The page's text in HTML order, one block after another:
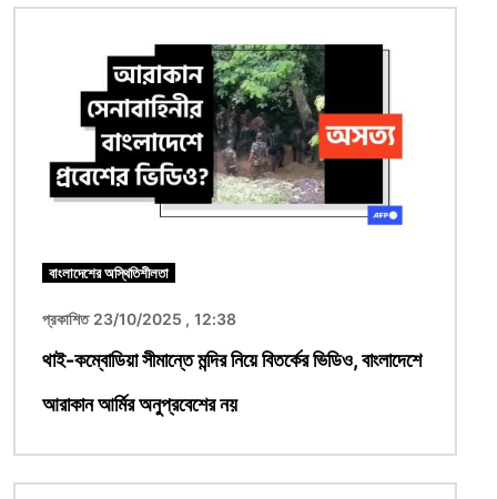
বাংলাদেশের অস্থিতিশীলতা
প্রকাশিত 23/10/2025 , 12:38
থাই-কম্বোডিয়া সীমান্তে মন্দির নিয়ে বিতর্কের ভিডিও, বাংলাদেশে
আরাকান আর্মির অনুপ্রবেশের নয়